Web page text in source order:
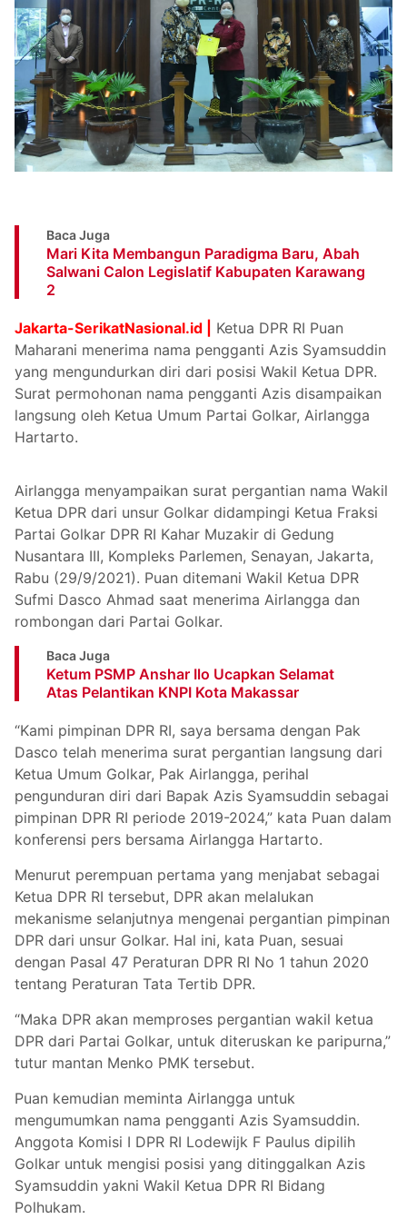
Baca Juga
Mari Kita Membangun Paradigma Baru, Abah
Salwani Calon Legislatif Kabupaten Karawang
2
Jakarta-SerikatNasional.id |
Ketua DPR RI Puan
Maharani menerima nama pengganti Azis Syamsuddin
yang mengundurkan diri dari posisi Wakil Ketua DPR.
Surat permohonan nama pengganti Azis disampaikan
langsung oleh Ketua Umum Partai Golkar, Airlangga
Hartarto.
Airlangga menyampaikan surat pergantian nama Wakil
Ketua DPR dari unsur Golkar didampingi Ketua Fraksi
Partai Golkar DPR RI Kahar Muzakir di Gedung
Nusantara III, Kompleks Parlemen, Senayan, Jakarta,
Rabu (29/9/2021). Puan ditemani Wakil Ketua DPR
Sufmi Dasco Ahmad saat menerima Airlangga dan
rombongan dari Partai Golkar.
Baca Juga
Ketum PSMP Anshar Ilo Ucapkan Selamat
Atas Pelantikan KNPI Kota Makassar
“Kami pimpinan DPR RI, saya bersama dengan Pak
Dasco telah menerima surat pergantian langsung dari
Ketua Umum Golkar, Pak Airlangga, perihal
pengunduran diri dari Bapak Azis Syamsuddin sebagai
pimpinan DPR RI periode 2019-2024,” kata Puan dalam
konferensi pers bersama Airlangga Hartarto.
Menurut perempuan pertama yang menjabat sebagai
Ketua DPR RI tersebut, DPR akan melalukan
mekanisme selanjutnya mengenai pergantian pimpinan
DPR dari unsur Golkar. Hal ini, kata Puan, sesuai
dengan Pasal 47 Peraturan DPR RI No 1 tahun 2020
tentang Peraturan Tata Tertib DPR.
“Maka DPR akan memproses pergantian wakil ketua
DPR dari Partai Golkar, untuk diteruskan ke paripurna,”
tutur mantan Menko PMK tersebut.
Puan kemudian meminta Airlangga untuk
mengumumkan nama pengganti Azis Syamsuddin.
Anggota Komisi I DPR RI Lodewijk F Paulus dipilih
Golkar untuk mengisi posisi yang ditinggalkan Azis
Syamsuddin yakni Wakil Ketua DPR RI Bidang
Polhukam.